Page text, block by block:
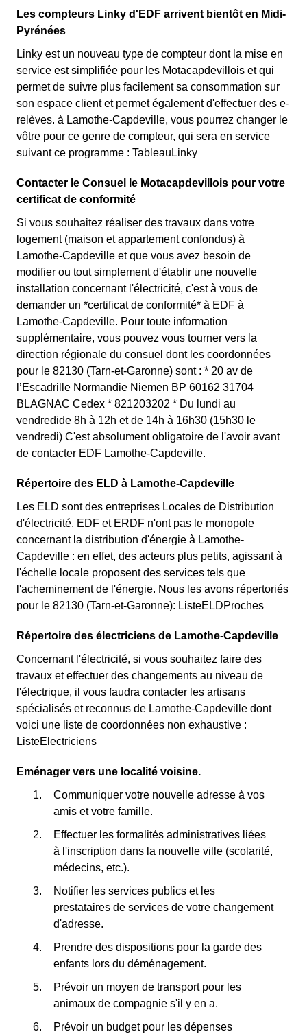
Les compteurs Linky d'EDF arrivent bientôt en Midi-
Pyrénées
Linky est un nouveau type de compteur dont la mise en
service est simplifiée pour les Motacapdevillois et qui
permet de suivre plus facilement sa consommation sur
son espace client et permet également d'effectuer des e-
relèves. à Lamothe-Capdeville, vous pourrez changer le
vôtre pour ce genre de compteur, qui sera en service
suivant ce programme : TableauLinky
Contacter le Consuel le Motacapdevillois pour votre
certificat de conformité
Si vous souhaitez réaliser des travaux dans votre
logement (maison et appartement confondus) à
Lamothe-Capdeville et que vous avez besoin de
modifier ou tout simplement d'établir une nouvelle
installation concernant l'électricité, c'est à vous de
demander un *certificat de conformité* à EDF à
Lamothe-Capdeville. Pour toute information
supplémentaire, vous pouvez vous tourner vers la
direction régionale du consuel dont les coordonnées
pour le 82130 (Tarn-et-Garonne) sont : * 20 av de
l’Escadrille Normandie Niemen BP 60162 31704
BLAGNAC Cedex * 821203202 * Du lundi au
vendredide 8h à 12h et de 14h à 16h30 (15h30 le
vendredi) C'est absolument obligatoire de l'avoir avant
de contacter EDF Lamothe-Capdeville.
Répertoire des ELD à Lamothe-Capdeville
Les ELD sont des entreprises Locales de Distribution
d'électricité. EDF et ERDF n'ont pas le monopole
concernant la distribution d'énergie à Lamothe-
Capdeville : en effet, des acteurs plus petits, agissant à
l'échelle locale proposent des services tels que
l'acheminement de l'énergie. Nous les avons répertoriés
pour le 82130 (Tarn-et-Garonne): ListeELDProches
Répertoire des électriciens de Lamothe-Capdeville
Concernant l'électricité, si vous souhaitez faire des
travaux et effectuer des changements au niveau de
l'électrique, il vous faudra contacter les artisans
spécialisés et reconnus de Lamothe-Capdeville dont
voici une liste de coordonnées non exhaustive :
ListeElectriciens
Eménager vers une localité voisine.
Communiquer votre nouvelle adresse à vos
amis et votre famille.
Effectuer les formalités administratives liées
à l'inscription dans la nouvelle ville (scolarité,
médecins, etc.).
Notifier les services publics et les
prestataires de services de votre changement
d'adresse.
Prendre des dispositions pour la garde des
enfants lors du déménagement.
Prévoir un moyen de transport pour les
animaux de compagnie s'il y en a.
Prévoir un budget pour les dépenses